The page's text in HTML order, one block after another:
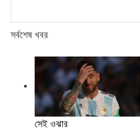
সর্বশেষ খবর
সেই ওঝার